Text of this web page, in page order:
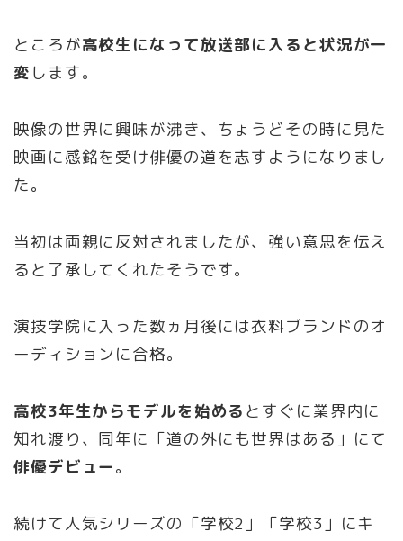
ところが高校生になって放送部に入ると状況が一
変 します。
映像の世界に興味が沸き、ちょうどその時に見た
映画に感銘を受け俳優の道を志すようになりまし
た。
当初は両親に反対されましたが、強い意思を伝え
ると了承してくれたそうです。
演技学院に入った数ヵ月後には衣料ブランドのオ
ーディションに合格。
高校3年生からモデルを始める とすぐに業界内に
知れ渡り、同年に「道の外にも世界はある」にて
俳優デビュー。
続けて人気シリーズの「学校2」「学校3」にキ